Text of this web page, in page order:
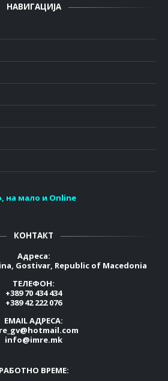
НАВИГАЦИЈА
на мало и Online
КОНТАКТ
Адреса:
Gostivar, Republic of Macedonia
ТЕЛЕФОН:
+389 70 434 434
+389 42 222 076
EMAIL АДРЕСА:
info@imre.mk
РАБОТНО ВРЕМЕ: